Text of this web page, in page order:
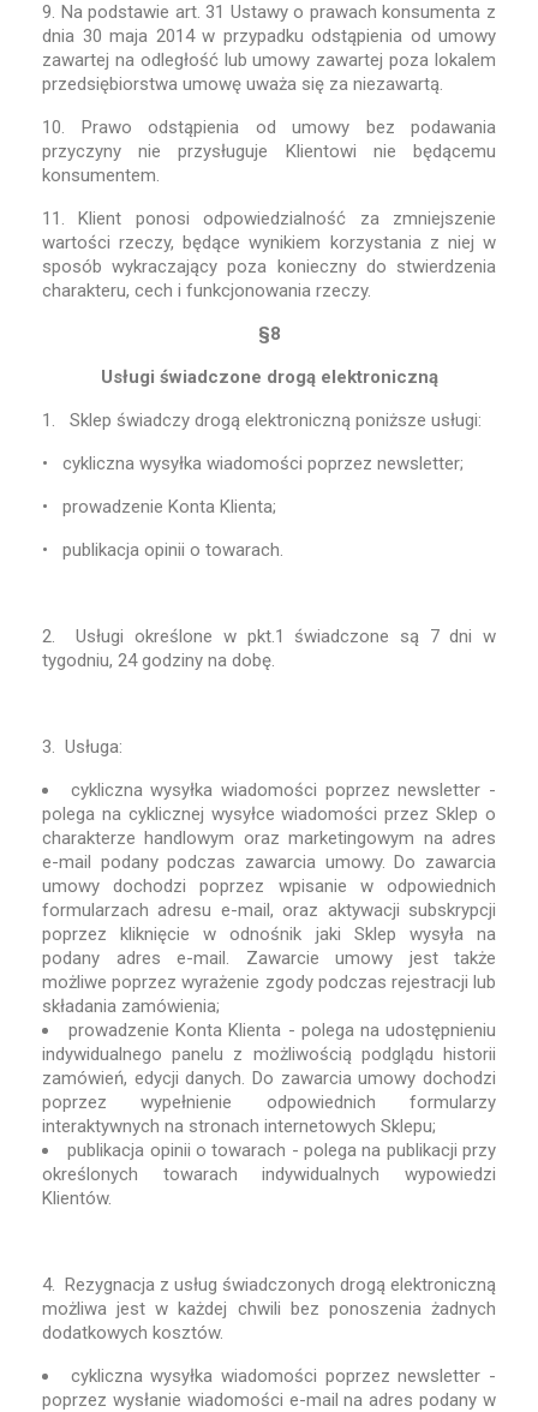
9. Na podstawie art. 31 Ustawy o prawach konsumenta z
dnia 30 maja 2014 w przypadku odstąpienia od umowy
zawartej na odległość lub umowy zawartej poza lokalem
przedsiębiorstwa umowę uważa się za niezawartą.
10. Prawo odstąpienia od umowy bez podawania
przyczyny nie przysługuje Klientowi nie będącemu
konsumentem.
11. Klient ponosi odpowiedzialność za zmniejszenie
wartości rzeczy, będące wynikiem korzystania z niej w
sposób wykraczający poza konieczny do stwierdzenia
charakteru, cech i funkcjonowania rzeczy.
§8
Usługi świadczone drogą elektroniczną
1. Sklep świadczy drogą elektroniczną poniższe usługi:
• cykliczna wysyłka wiadomości poprzez newsletter;
• prowadzenie Konta Klienta;
• publikacja opinii o towarach.
2. Usługi określone w pkt.1 świadczone są 7 dni w
tygodniu, 24 godziny na dobę.
3. Usługa:
cykliczna wysyłka wiadomości poprzez newsletter -
polega na cyklicznej wysyłce wiadomości przez Sklep o
charakterze handlowym oraz marketingowym na adres
e-mail podany podczas zawarcia umowy. Do zawarcia
umowy dochodzi poprzez wpisanie w odpowiednich
formularzach adresu e-mail, oraz aktywacji subskrypcji
poprzez kliknięcie w odnośnik jaki Sklep wysyła na
podany adres e-mail. Zawarcie umowy jest także
możliwe poprzez wyrażenie zgody podczas rejestracji lub
składania zamówienia;
prowadzenie Konta Klienta - polega na udostępnieniu
indywidualnego panelu z możliwością podglądu historii
zamówień, edycji danych. Do zawarcia umowy dochodzi
poprzez wypełnienie odpowiednich formularzy
interaktywnych na stronach internetowych Sklepu;
publikacja opinii o towarach - polega na publikacji przy
określonych towarach indywidualnych wypowiedzi
Klientów.
4. Rezygnacja z usług świadczonych drogą elektroniczną
możliwa jest w każdej chwili bez ponoszenia żadnych
dodatkowych kosztów.
cykliczna wysyłka wiadomości poprzez newsletter -
poprzez wysłanie wiadomości e-mail na adres podany w